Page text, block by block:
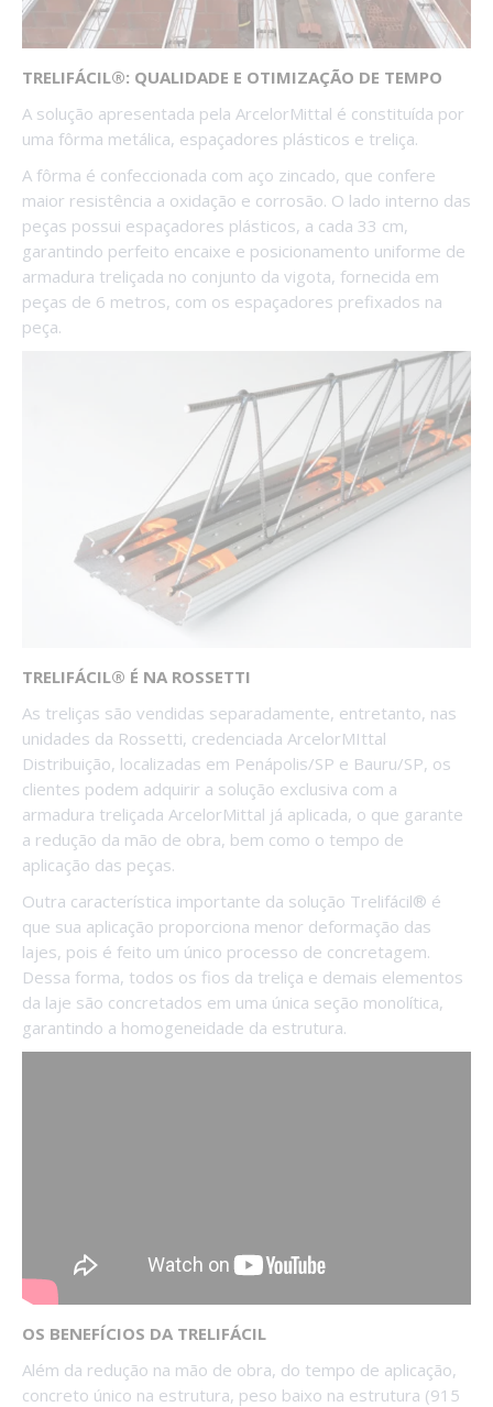
TRELIFÁCIL®: QUALIDADE E OTIMIZAÇÃO DE TEMPO
A solução apresentada pela ArcelorMittal é constituída por
uma fôrma metálica, espaçadores plásticos e treliça.
A fôrma é confeccionada com aço zincado, que confere
maior resistência a oxidação e corrosão. O lado interno das
peças possui espaçadores plásticos, a cada 33 cm,
garantindo perfeito encaixe e posicionamento uniforme de
armadura treliçada no conjunto da vigota, fornecida em
peças de 6 metros, com os espaçadores prefixados na
peça.
TRELIFÁCIL® É NA ROSSETTI
As treliças são vendidas separadamente, entretanto, nas
unidades da Rossetti, credenciada ArcelorMIttal
Distribuição, localizadas em Penápolis/SP e Bauru/SP, os
clientes podem adquirir a solução exclusiva com a
armadura treliçada ArcelorMittal já aplicada, o que garante
a redução da mão de obra, bem como o tempo de
aplicação das peças.
Outra característica importante da solução Trelifácil® é
que sua aplicação proporciona menor deformação das
lajes, pois é feito um único processo de concretagem.
Dessa forma, todos os fios da treliça e demais elementos
da laje são concretados em uma única seção monolítica,
garantindo a homogeneidade da estrutura.
OS BENEFÍCIOS DA TRELIFÁCIL
Além da redução na mão de obra, do tempo de aplicação,
concreto único na estrutura, peso baixo na estrutura (915